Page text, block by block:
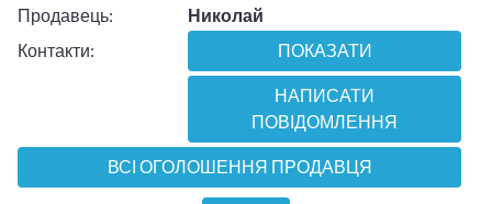
Продавець:
Николай
Контакти:
ПОКАЗАТИ
НАПИСАТИ
ПОВІДОМЛЕННЯ
ВСІ ОГОЛОШЕННЯ ПРОДАВЦЯ